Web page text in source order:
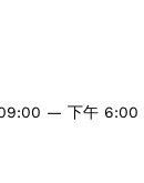
09:00 — 下午 6:00